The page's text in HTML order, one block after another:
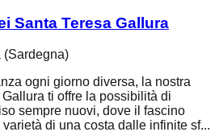
Santa Teresa Gallura
(Sardegna)
ogni giorno diversa, la nostra
ti offre la possibilità di
sempre nuovi, dove il fascino
di una costa dalle infinite sf...